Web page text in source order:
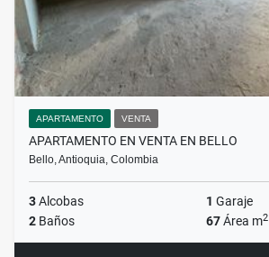
APARTAMENTO VENTA
APARTAMENTO EN VENTA EN BELLO
Bello, Antioquia, Colombia
3Alcobas 1 Garaje
2 Baños 67Área m2